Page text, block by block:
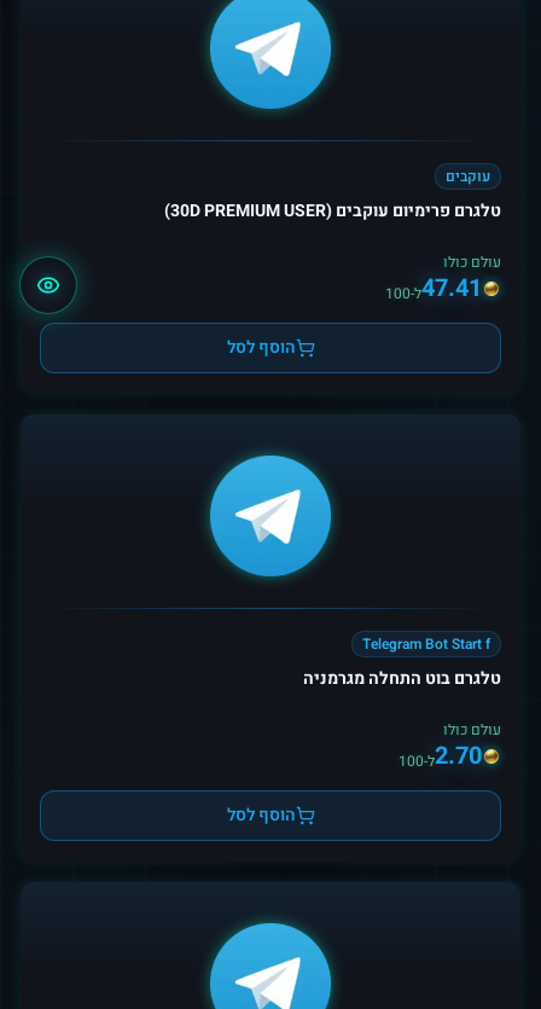
עוקבים
טלגרם פרימיום עוקבים (30D PREMIUM USER)
עולם כולו
47.41ל-100
הוסף לסל
Telegram Bot Start f
טלגרם בוט התחלה מגרמניה
עולם כולו
2.70ל-100
הוסף לסל